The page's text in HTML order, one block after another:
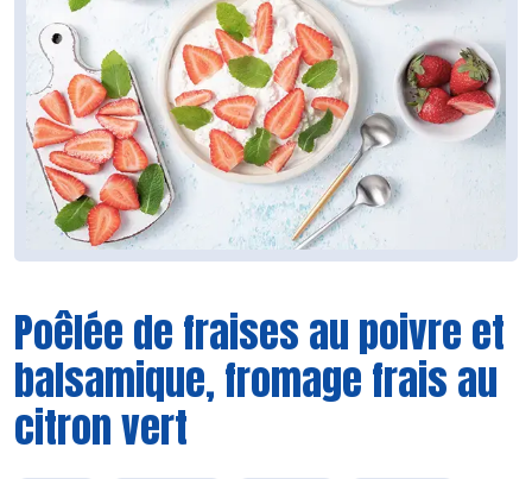
Poêlée de fraises au poivre et
balsamique, fromage frais au
citron vert